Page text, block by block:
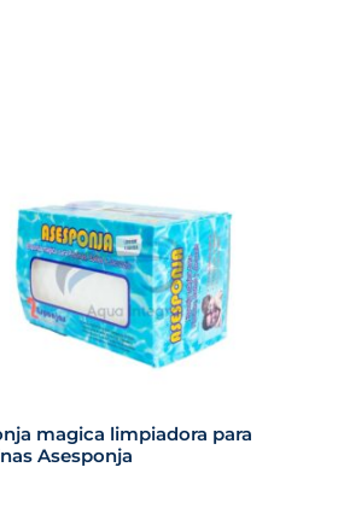
magica limpiadora para
Asesponja